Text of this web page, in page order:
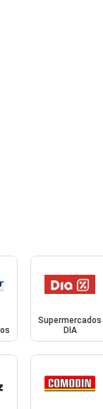
Supermercados
DIA